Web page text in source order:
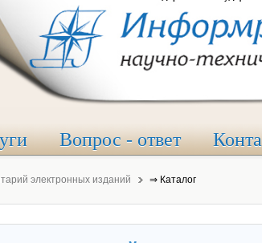
Вопрос - ответ
электронных изданий ⇒ Каталог